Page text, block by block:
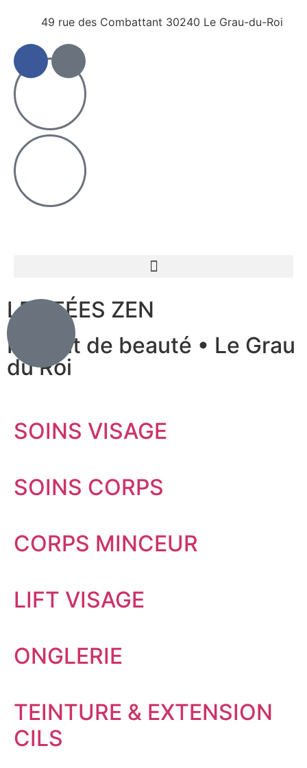
49 rue des Combattant 30240 Le Grau-du-Roi
LES FÉES ZEN
Institut de beauté • Le Grau
du Roi
SOINS VISAGE
SOINS CORPS​
CORPS MINCEUR​
LIFT VISAGE​
ONGLERIE​
TEINTURE & EXTENSION
CILS​